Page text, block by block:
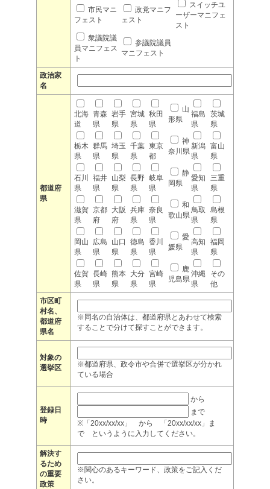
市民マニ
フェスト
政党マニフ
ェスト
スイッチユ
ーザーマニフェ
スト
衆議院議
員マニフェス
ト
参議院議員
マニフェスト
政治家
名
都道府
県
北海
道
青森
県
岩手
県
宮城
県
秋田
県
山
形県
福島
県
茨城
県
栃木
県
群馬
県
埼玉
県
千葉
県
東京
都
神
奈川県
新潟
県
富山
県
石川
県
福井
県
山梨
県
長野
県
岐阜
県
静
岡県
愛知
県
三重
県
滋賀
県
京都
府
大阪
府
兵庫
県
奈良
県
和
歌山県
鳥取
県
島根
県
岡山
県
広島
県
山口
県
徳島
県
香川
県
愛
媛県
高知
県
福岡
県
佐賀
県
長崎
県
熊本
県
大分
県
宮崎
県
鹿
児島県
沖縄
県
その
他
市区町
村名、
都道府
県名
※同名の自治体は、都道府県とあわせて検索
することで分けて探すことができます。
対象の
選挙区
※都道府県、政令市や合併で選挙区が分かれ
ている場合
登録日
時
から
まで
※「20xx/xx/xx」 から 「20xx/xx/xx」ま
で というように入力してください。
解決す
るため
の重要
政策
※関心のあるキーワード、政策をご記入くだ
さい。